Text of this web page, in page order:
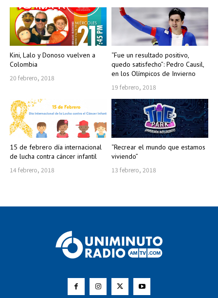
Kini, Lalo y Donoso vuelven a
Colombia
20 febrero, 2018
“Fue un resultado positivo,
quedo satisfecho”: Pedro Causil,
en los Olímpicos de Invierno
19 febrero, 2018
15 de febrero día internacional
de lucha contra cáncer infantil
14 febrero, 2018
“Recrear el mundo que estamos
viviendo”
13 febrero, 2018